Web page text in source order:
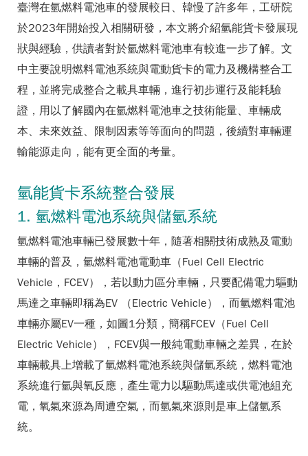
臺灣在氫燃料電池車的發展較日、韓慢了許多年，工研院
於2023年開始投入相關研發，本文將介紹氫能貨卡發展現
狀與經驗，供讀者對於氫燃料電池車有較進一步了解。文
中主要說明燃料電池系統與電動貨卡的電力及機構整合工
程，並將完成整合之載具車輛，進行初步運行及能耗驗
證，用以了解國內在氫燃料電池車之技術能量、車輛成
本、未來效益、限制因素等等面向的問題，後續對車輛運
輸能源走向，能有更全面的考量。
氫能貨卡系統整合發展
1. 氫燃料電池系統與儲氫系統
氫燃料電池車輛已發展數十年，隨著相關技術成熟及電動
車輛的普及，氫燃料電池電動車（Fuel Cell Electric
Vehicle，FCEV），若以動力區分車輛，只要配備電力驅動
馬達之車輛即稱為EV （Electric Vehicle），而氫燃料電池
車輛亦屬EV一種，如圖1分類，簡稱FCEV（Fuel Cell
Electric Vehicle），FCEV與一般純電動車輛之差異，在於
車輛載具上增載了氫燃料電池系統與儲氫系統，燃料電池
系統進行氫與氧反應，產生電力以驅動馬達或供電池組充
電，氧氣來源為周遭空氣，而氫氣來源則是車上儲氫系
統。